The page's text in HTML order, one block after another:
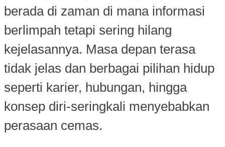
berada di zaman di mana informasi
berlimpah tetapi sering hilang
kejelasannya. Masa depan terasa
tidak jelas dan berbagai pilihan hidup
seperti karier, hubungan, hingga
konsep diri-seringkali menyebabkan
perasaan cemas.